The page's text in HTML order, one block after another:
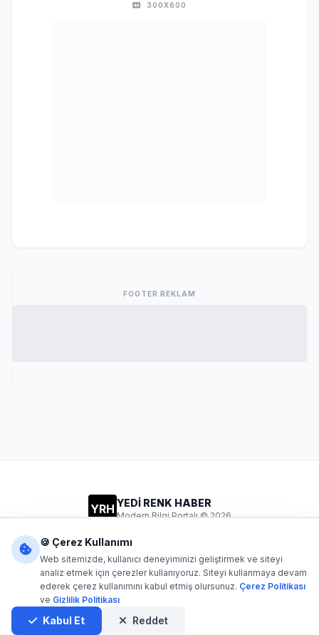
300X600
FOOTER REKLAM
YRH YEDİ RENK HABER
Modern Bilgi Portalı © 2026
Dijital1- Tüm hakları saklıdır. Kaynak gösterilmeden içerik
🍪 Çerez Kullanımı
Web sitemizde, kullanıcı deneyiminizi geliştirmek ve siteyi
analiz etmek için çerezler kullanıyoruz. Siteyi kullanmaya devam
ederek çerez kullanımını kabul etmiş olursunuz. Çerez Politikası
ve Gizlilik Politikası
Kabul Et Reddet